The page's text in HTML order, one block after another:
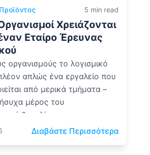
5 min read
Οργανισμοί Χρειάζονται
Εταίρο Έρευνας
οργανισμούς το λογισμικό
απλώς ένα εργαλείο που
από μερικά τμήματα –
ήσυχα μέρος του
θεμελίου.
Διαβάστε Περισσότερα: Γιατί